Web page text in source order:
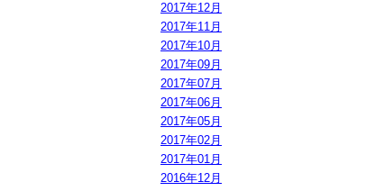
2017年12月
2017年11月
2017年10月
2017年09月
2017年07月
2017年06月
2017年05月
2017年02月
2017年01月
2016年12月